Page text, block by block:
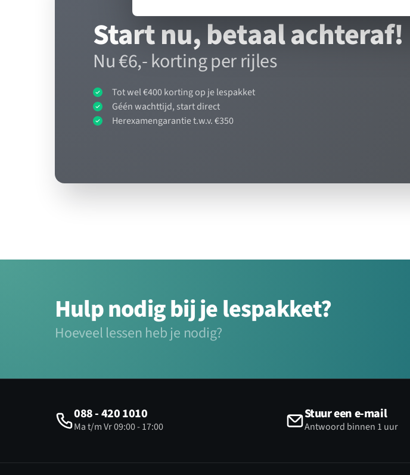
Start nu, betaal achteraf!
Nu €6,- korting per rijles
Tot wel €400 korting op je lespakket
Géén wachttijd, start direct
Herexamengarantie t.w.v. €350
Hulp nodig bij je lespakket?
Hoeveel lessen heb je nodig?
088 - 420 1010
Ma t/m Vr 09:00 - 17:00
Stuur een e-mail
Antwoord binnen 1 uur